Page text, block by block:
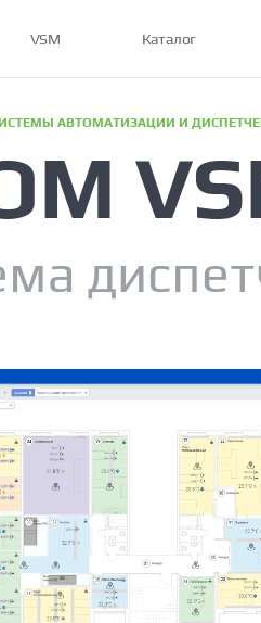
VSM Каталог
АВТОМАТИЗАЦИИ И